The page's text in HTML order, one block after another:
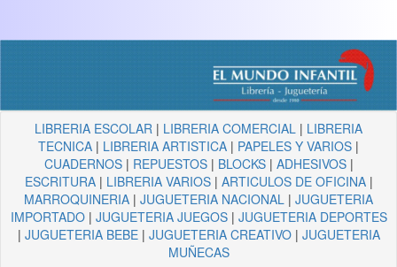
LIBRERIA ESCOLAR | LIBRERIA COMERCIAL | LIBRERIA
TECNICA | LIBRERIA ARTISTICA | PAPELES Y VARIOS |
CUADERNOS| REPUESTOS| BLOCKS| ADHESIVOS|
ESCRITURA| LIBRERIA VARIOS| ARTICULOS DE OFICINA|
MARROQUINERIA | JUGUETERIA NACIONAL | JUGUETERIA
IMPORTADO| JUGUETERIA JUEGOS| JUGUETERIA DEPORTES
| JUGUETERIA BEBE| JUGUETERIA CREATIVO| JUGUETERIA
MUÑECAS